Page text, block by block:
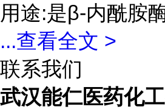
用途:是β-内酰胺
...查看全文 >
联系我们
武汉能仁医药化